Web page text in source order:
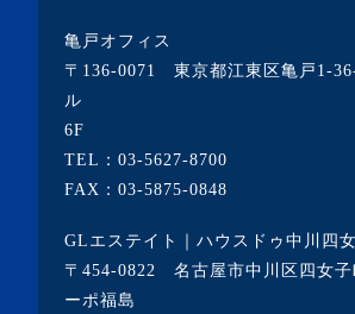
・2021年5月(2記事)
・2021年4月(4記事)
・2021年2月(3記事)
・2021年1月(3記事)
・2020年12月(7記事)
亀戸オフィス
〒136-0071 東京都江東区亀戸1-
ル
6F
TEL： 03-5627-8700
FAX：03-5875-0848
GLエステイト｜ハウスドゥ中川四
〒454-0822 名古屋市中川区四女
ーポ福島